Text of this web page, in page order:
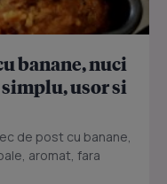
banane, nuci
usor si
de post cu banane,
aromat, fara